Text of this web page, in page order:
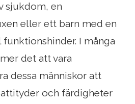
sjukdom, en
eller ett barn med en
I många
det att vara
dessa människor att
och färdigheter